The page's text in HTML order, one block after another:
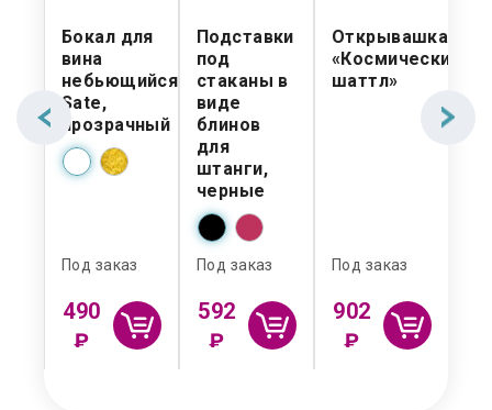
Бокал для
вина
небьющийся
Sate,
прозрачный
Под заказ
490
₽
Подставки
под
стаканы в
виде
блинов
для
штанги,
черные
Под заказ
592
₽
Открывашка
«Космический
шаттл»
Под заказ
902
₽